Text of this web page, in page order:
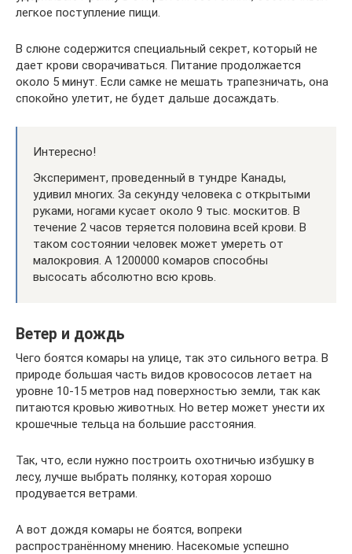
легкое поступление пищи.
В слюне содержится специальный секрет, который не
дает крови сворачиваться. Питание продолжается
около 5 минут. Если самке не мешать трапезничать, она
спокойно улетит, не будет дальше досаждать.
Интересно!
Эксперимент, проведенный в тундре Канады,
удивил многих. За секунду человека с открытыми
руками, ногами кусает около 9 тыс. москитов. В
течение 2 часов теряется половина всей крови. В
таком состоянии человек может умереть от
малокровия. А 1200000 комаров способны
высосать абсолютно всю кровь.
Ветер и дождь
Чего боятся комары на улице, так это сильного ветра. В
природе большая часть видов кровососов летает на
уровне 10-15 метров над поверхностью земли, так как
питаются кровью животных. Но ветер может унести их
крошечные тельца на большие расстояния.
Так, что, если нужно построить охотничью избушку в
лесу, лучше выбрать полянку, которая хорошо
продувается ветрами.
А вот дождя комары не боятся, вопреки
распространённому мнению. Насекомые успешно